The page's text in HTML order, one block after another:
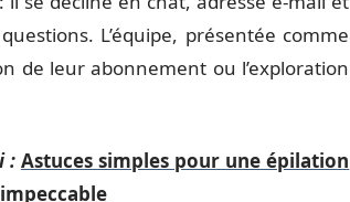
L’équipe, présentée comme
de leur abonnement ou l’exploration
: Astuces simples pour une épilation